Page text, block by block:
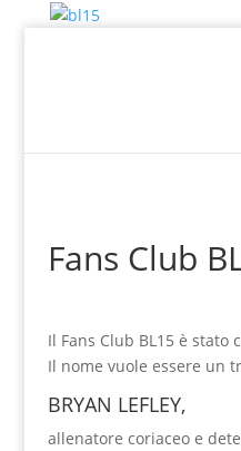
Fans Club
Il Fans Club BL15 è stato
Il nome vuole essere un
BRYAN LEFLEY,
allenatore coriaceo e